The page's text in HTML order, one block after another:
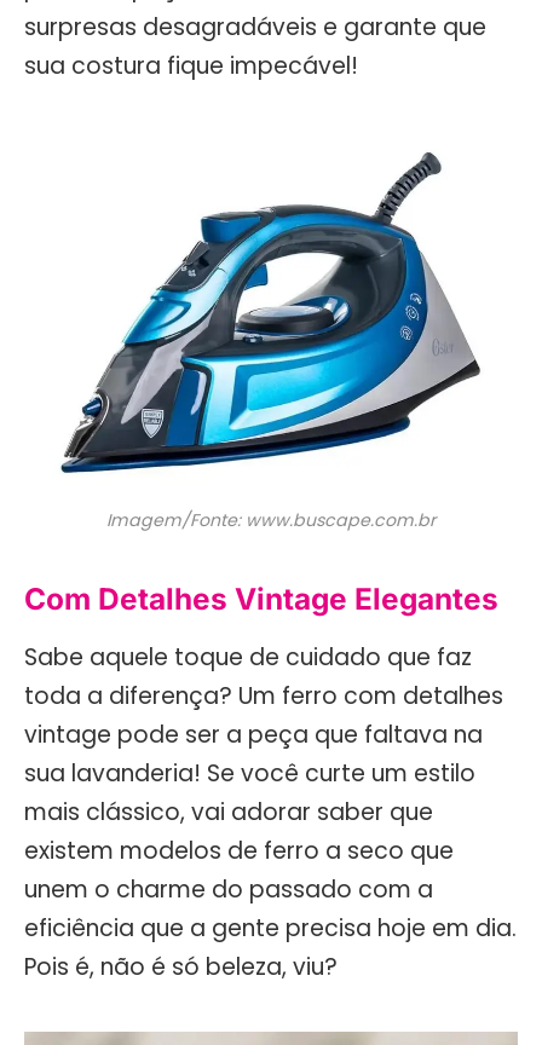
surpresas desagradáveis e garante que
sua costura fique impecável!
Imagem/Fonte: www.buscape.com.br
Com Detalhes Vintage Elegantes
Sabe aquele toque de cuidado que faz
toda a diferença? Um ferro com detalhes
vintage pode ser a peça que faltava na
sua lavanderia! Se você curte um estilo
mais clássico, vai adorar saber que
existem modelos de ferro a seco que
unem o charme do passado com a
eficiência que a gente precisa hoje em dia.
Pois é, não é só beleza, viu?